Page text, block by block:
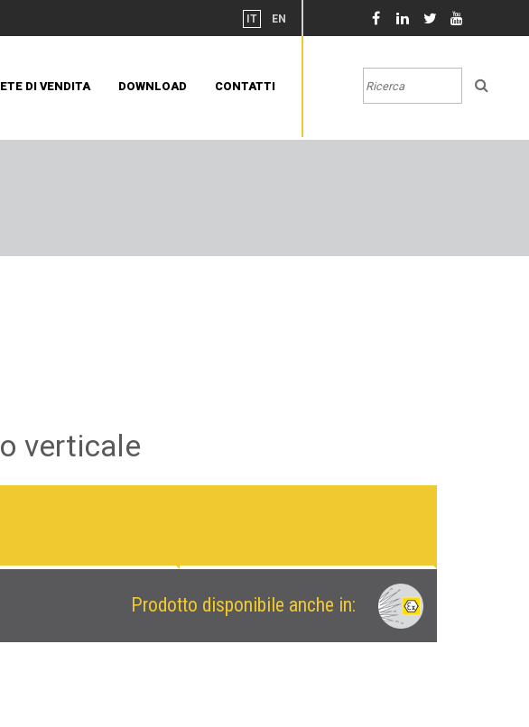
IT EN
DI VENDITA DOWNLOAD CONTATTI
verticale
Prodotto disponibile anche in: